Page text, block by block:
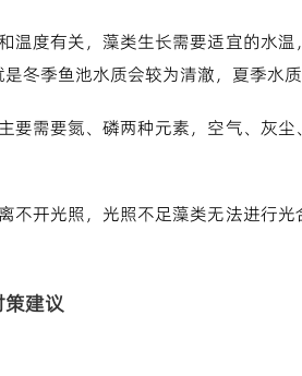
温度有关，藻类生长需要适宜的水
冬季鱼池水质会较为清澈，夏季水
要需要氮、磷两种元素，空气、灰
不开光照，光照不足藻类无法进行
建议